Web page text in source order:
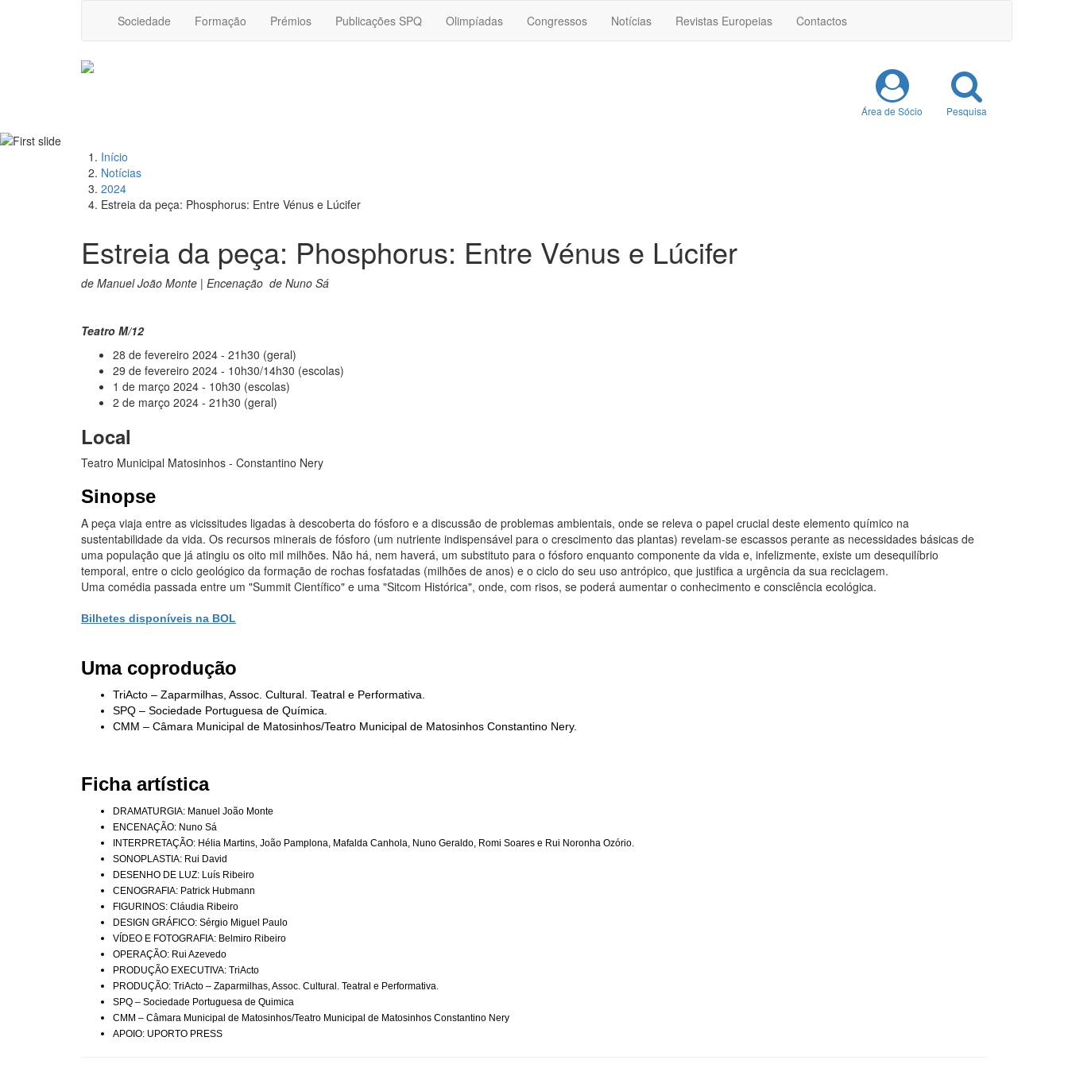
Sociedade Formação Prémios Publicações SPQ Olimpíadas Congressos Notícias Revistas Europeias Contactos
Área de Sócio Pesquisa
Início
Notícias
2024
Estreia da peça: Phosphorus: Entre Vénus e Lúcifer
Estreia da peça: Phosphorus: Entre Vénus e Lúcifer
de Manuel João Monte | Encenação de Nuno Sá
Teatro M/12
28 de fevereiro 2024 - 21h30 (geral)
29 de fevereiro 2024 - 10h30/14h30 (escolas)
1 de março 2024 - 10h30 (escolas)
2 de março 2024 - 21h30 (geral)
Local
Teatro Municipal Matosinhos - Constantino Nery
Sinopse
A peça viaja entre as vicissitudes ligadas à descoberta do fósforo e a discussão de problemas ambientais, onde se releva o papel crucial deste elemento químico na
sustentabilidade da vida. Os recursos minerais de fósforo (um nutriente indispensável para o crescimento das plantas) revelam-se escassos perante as necessidades básicas de
uma população que já atingiu os oito mil milhões. Não há, nem haverá, um substituto para o fósforo enquanto componente da vida e, infelizmente, existe um desequilíbrio
temporal, entre o ciclo geológico da formação de rochas fosfatadas (milhões de anos) e o ciclo do seu uso antrópico, que justifica a urgência da sua reciclagem.
Uma comédia passada entre um "Summit Científico" e uma "Sitcom Histórica", onde, com risos, se poderá aumentar o conhecimento e consciência ecológica.
Bilhetes disponíveis na BOL
Uma coprodução
TriActo – Zaparmilhas, Assoc. Cultural. Teatral e Performativa.
SPQ – Sociedade Portuguesa de Química.
CMM – Câmara Municipal de Matosinhos/Teatro Municipal de Matosinhos Constantino Nery.
Ficha artística
DRAMATURGIA: Manuel João Monte
ENCENAÇÃO: Nuno Sá
INTERPRETAÇÃO: Hélia Martins, João Pamplona, Mafalda Canhola, Nuno Geraldo, Romi Soares e Rui Noronha Ozório.
SONOPLASTIA: Rui David
DESENHO DE LUZ: Luís Ribeiro
CENOGRAFIA: Patrick Hubmann
FIGURINOS: Cláudia Ribeiro
DESIGN GRÁFICO: Sérgio Miguel Paulo
VÍDEO E FOTOGRAFIA: Belmiro Ribeiro
OPERAÇÃO: Rui Azevedo
PRODUÇÃO EXECUTIVA: TriActo
PRODUÇÃO: TriActo – Zaparmilhas, Assoc. Cultural. Teatral e Performativa.
SPQ – Sociedade Portuguesa de Quimica
CMM – Câmara Municipal de Matosinhos/Teatro Municipal de Matosinhos Constantino Nery
APOIO: UPORTO PRESS